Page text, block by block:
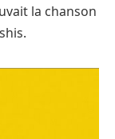
la chanson